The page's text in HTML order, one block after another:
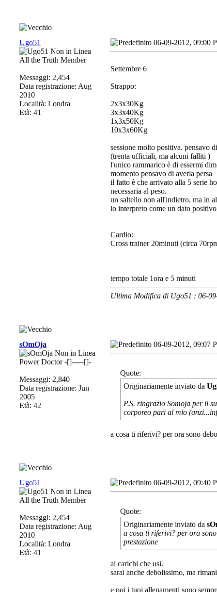
Ugo51
All the Truth Member
Messaggi: 2,454
Data registrazione: Aug
2010
Località: Londra
Età: 41
06-09-2012, 09:00
Settembre 6
Strappo:
2x3x30Kg
3x3x40Kg
1x3x50Kg
10x3x60Kg
sessione molto positiva. pensavo
(trenta ufficiali, ma alcuni falliti )
l'unico rammarico è di essermi
momento pensavo di averla persa
il fatto è che arrivato alla 5 serie
necessaria al peso.
un saltello non all'indietro, ma in
lo interpreto come un dato
Cardio:
Cross trainer 20minuti (circa
tempo totale 1ora e 5 minuti
Ultima Modifica di Ugo51 : 06-
sOmOja
Power Doctor -[]-----[]-
Messaggi: 2,840
Data registrazione: Jun
2005
Età: 42
06-09-2012, 09:07
Quote:
Originariamente inviato da
P.S. ringrazio Somoja per il
corporeo pari al mio
a cosa ti riferivi? per ora sono
Ugo51
All the Truth Member
Messaggi: 2,454
Data registrazione: Aug
2010
Località: Londra
Età: 41
06-09-2012, 09:40
Quote:
Originariamente inviato da
a cosa ti riferivi? per ora
prestazione
ai carichi che usi.
sarai anche debolissimo, ma
e poi i tuoi allenamenti sono